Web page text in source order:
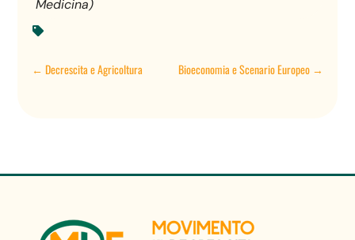
Medicina)

←Decrescita e Agricoltura Bioeconomia e Scenario Europeo→